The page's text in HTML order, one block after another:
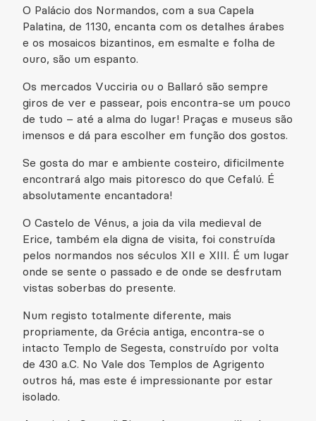
O Palácio dos Normandos, com a sua Capela
Palatina, de 1130, encanta com os detalhes árabes
e os mosaicos bizantinos, em esmalte e folha de
ouro, são um espanto.
Os mercados Vucciria ou o Ballaró são sempre
giros de ver e passear, pois encontra-se um pouco
de tudo – até a alma do lugar! Praças e museus são
imensos e dá para escolher em função dos gostos.
Se gosta do mar e ambiente costeiro, dificilmente
encontrará algo mais pitoresco do que Cefalú. É
absolutamente encantadora!
O Castelo de Vénus, a joia da vila medieval de
Erice, também ela digna de visita, foi construída
pelos normandos nos séculos XII e XIII. É um lugar
onde se sente o passado e de onde se desfrutam
vistas soberbas do presente.
Num registo totalmente diferente, mais
propriamente, da Grécia antiga, encontra-se o
intacto Templo de Segesta, construído por volta
de 430 a.C. No Vale dos Templos de Agrigento
outros há, mas este é impressionante por estar
isolado.